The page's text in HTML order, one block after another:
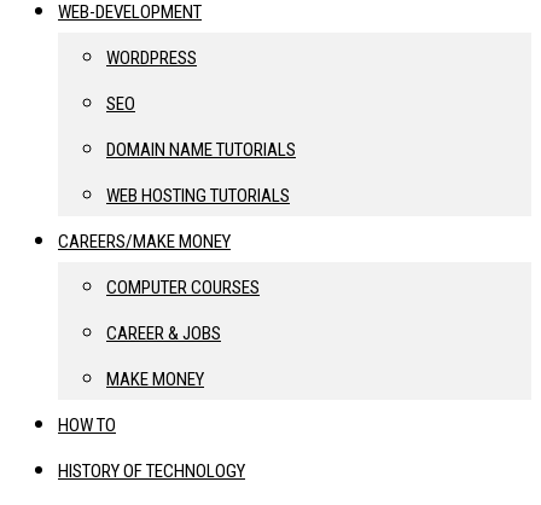
WEB-DEVELOPMENT
WORDPRESS
SEO
DOMAIN NAME TUTORIALS
WEB HOSTING TUTORIALS
CAREERS/MAKE MONEY
COMPUTER COURSES
CAREER & JOBS
MAKE MONEY
HOW TO
HISTORY OF TECHNOLOGY